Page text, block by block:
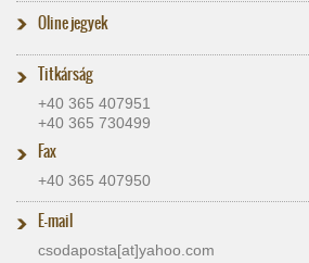
Oline jegyek
Titkárság
+40 365 407951
+40 365 730499
Fax
+40 365 407950
E-mail
csodaposta[at]​yahoo.com